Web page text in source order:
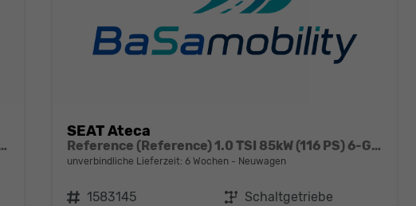
(116 PS) 6-Gang Schaltgetriebe
SEAT Ateca
Reference (Reference) 1.0 TSI 85kW (116 PS) 6-Gang Schaltgetriebe
unverbindliche Lieferzeit: 6 Wochen Neuwagen
Fahrzeugnr. 1583145 Getriebe Schaltgetriebe